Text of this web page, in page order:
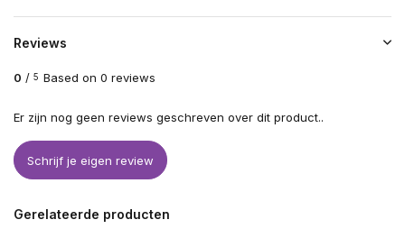
Reviews
0 / 5 Based on 0 reviews
Er zijn nog geen reviews geschreven over dit product..
Schrijf je eigen review
Gerelateerde producten